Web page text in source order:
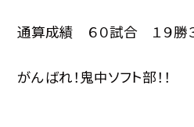
通算成績 ６０試合 １９勝
がんばれ！鬼中ソフト部！！